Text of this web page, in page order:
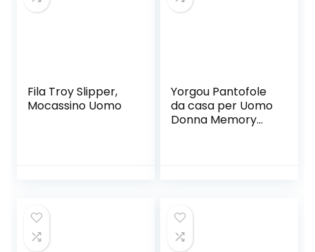
Fila Troy Slipper,
Mocassino Uomo
Yorgou Pantofole
da casa per Uomo
Donna Memory